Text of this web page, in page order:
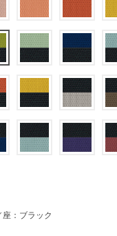
：ブラック